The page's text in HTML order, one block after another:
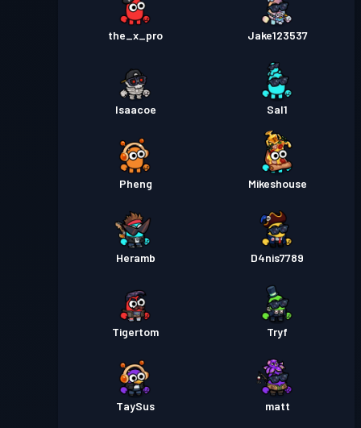
the_x_pro Jake123537
Isaacoe Sal1
Pheng Mikeshouse
Heramb D4nis7789
Tigertom Tryf
TaySus matt